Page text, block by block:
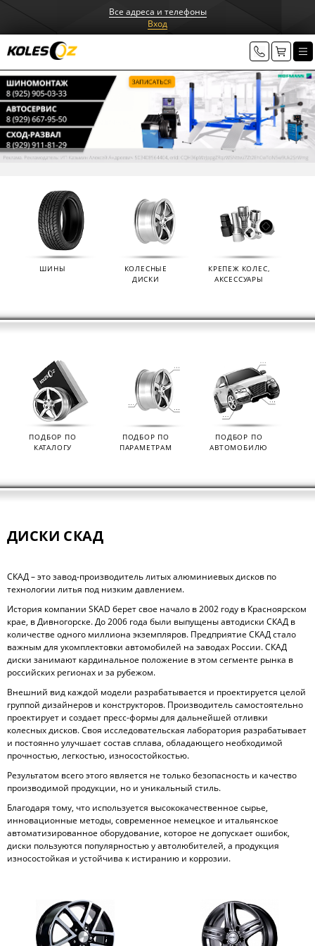
Все адреса и телефоны
Вход
ШИНЫ
КОЛЕСНЫЕ
ДИСКИ
КРЕПЕЖ КОЛЕС,
АКСЕССУАРЫ
ПОДБОР ПО
КАТАЛОГУ
ПОДБОР ПО
ПАРАМЕТРАМ
ПОДБОР ПО
АВТОМОБИЛЮ
ДИСКИ СКАД
СКАД – это завод-производитель литых алюминиевых дисков по
технологии литья под низким давлением.
История компании SKAD берет свое начало в 2002 году в Красноярском
крае, в Дивногорске. До 2006 года были выпущены автодиски СКАД в
количестве одного миллиона экземпляров. Предприятие СКАД стало
важным для укомплектовки автомобилей на заводах России. СКАД
диски занимают кардинальное положение в этом сегменте рынка в
российских регионах и за рубежом.
Внешний вид каждой модели разрабатывается и проектируется целой
группой дизайнеров и конструкторов. Производитель самостоятельно
проектирует и создает пресс-формы для дальнейшей отливки
колесных дисков. Своя исследовательская лаборатория разрабатывает
и постоянно улучшает состав сплава, обладающего необходимой
прочностью, легкостью, износостойкостью.
Результатом всего этого является не только безопасность и качество
производимой продукции, но и уникальный стиль.
Благодаря тому, что используется высококачественное сырье,
инновационные методы, современное немецкое и итальянское
автоматизированное оборудование, которое не допускает ошибок,
диски пользуются популярностью у автолюбителей, а продукция
износостойкая и устойчива к истиранию и коррозии.